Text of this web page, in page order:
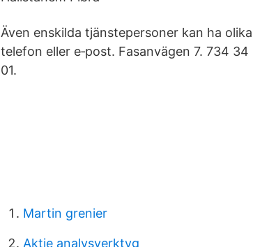
Även enskilda tjänstepersoner kan ha
telefon eller e‑post. Fasanvägen 7. 734
01.
Martin grenier
Aktie analysverktyg